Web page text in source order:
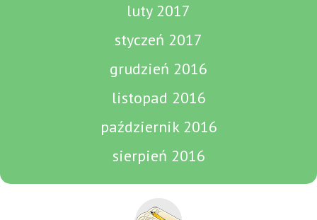
luty 2017
styczeń 2017
grudzień 2016
listopad 2016
październik 2016
sierpień 2016